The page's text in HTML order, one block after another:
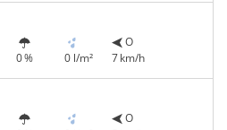
0 % 0 l/m²
O
7 km/h
O